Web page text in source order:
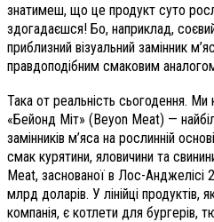
знатимеш, що це продукт суто
здогадаєшся! Бо, наприклад,
приблизний візуальний замінник
правдоподібним смаковим
Така от реальність сьогодення. Ми
«Бейонд Міт» (Beyon Meat) —
замінників м’яса на рослинній
смак курятини, яловичини та
Meat, заснованої в Лос-Анджелісі
млрд доларів. У лінійці продуктів,
компанія, є котлети для бургерів,